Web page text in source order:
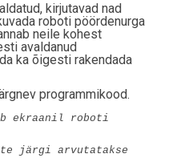
kirjutavad nad
roboti pöördenurga
neile kohest
avaldanud
ka õigesti rakendada
programmikood.
ekraanil roboti
järgi arvutatakse